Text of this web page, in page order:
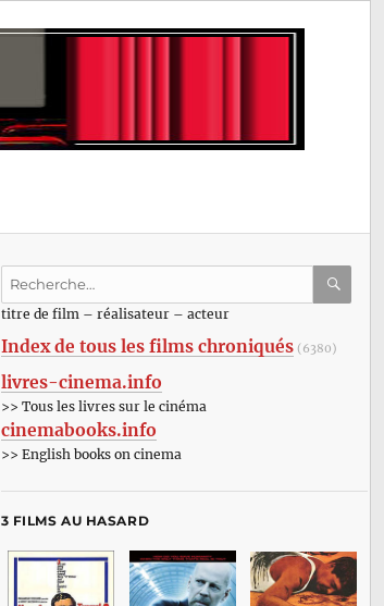
Recherche
:titre de film – réalisateur – acteur
Index de tous les films chroniqués (6380)
livres-cinema.info
>> Tous les livres sur le cinéma
cinemabooks.info
>> English books on cinema
3 FILMS AU HASARD